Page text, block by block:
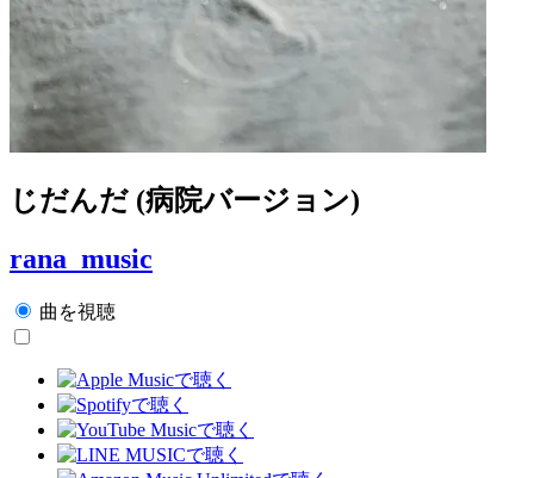
じだんだ (病院バージョン)
rana_music
曲を視聴